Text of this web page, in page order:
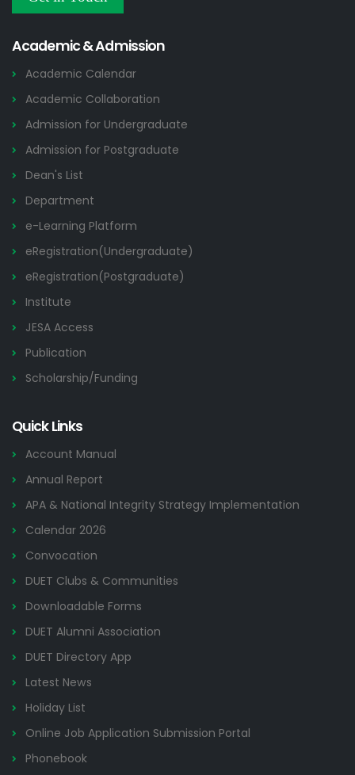
2026
Academic & Admission
Academic Calendar
Academic Collaboration
Admission for Undergraduate
Admission for Postgraduate
Dean's List
Department
e-Learning Platform
eRegistration(Undergraduate)
eRegistration(Postgraduate)
Institute
JESA Access
Publication
Scholarship/Funding
Quick Links
Account Manual
Annual Report
APA & National Integrity Strategy Implementation
Calendar 2026
Convocation
DUET Clubs & Communities
Downloadable Forms
DUET Alumni Association
DUET Directory App
Latest News
Holiday List
Online Job Application Submission Portal
Phonebook